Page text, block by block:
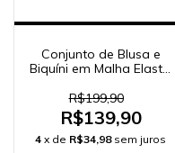
Conjunto de Blusa e
Biquíni em Malha Elastic
Kukiê
R$199,90
R$139,90
4 x de R$34,98 sem juros